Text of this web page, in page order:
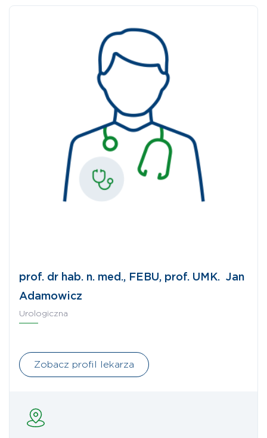
prof. dr hab. n. med., FEBU, prof. UMK. Jan
Adamowicz
Urologiczna
Zobacz profil lekarza